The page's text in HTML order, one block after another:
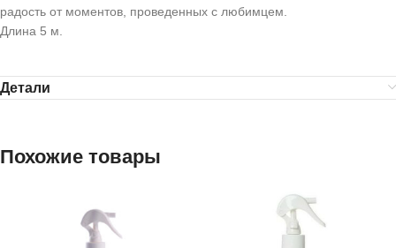
радость от моментов, проведенных с любимцем.
Длина 5 м.
Детали
Похожие товары